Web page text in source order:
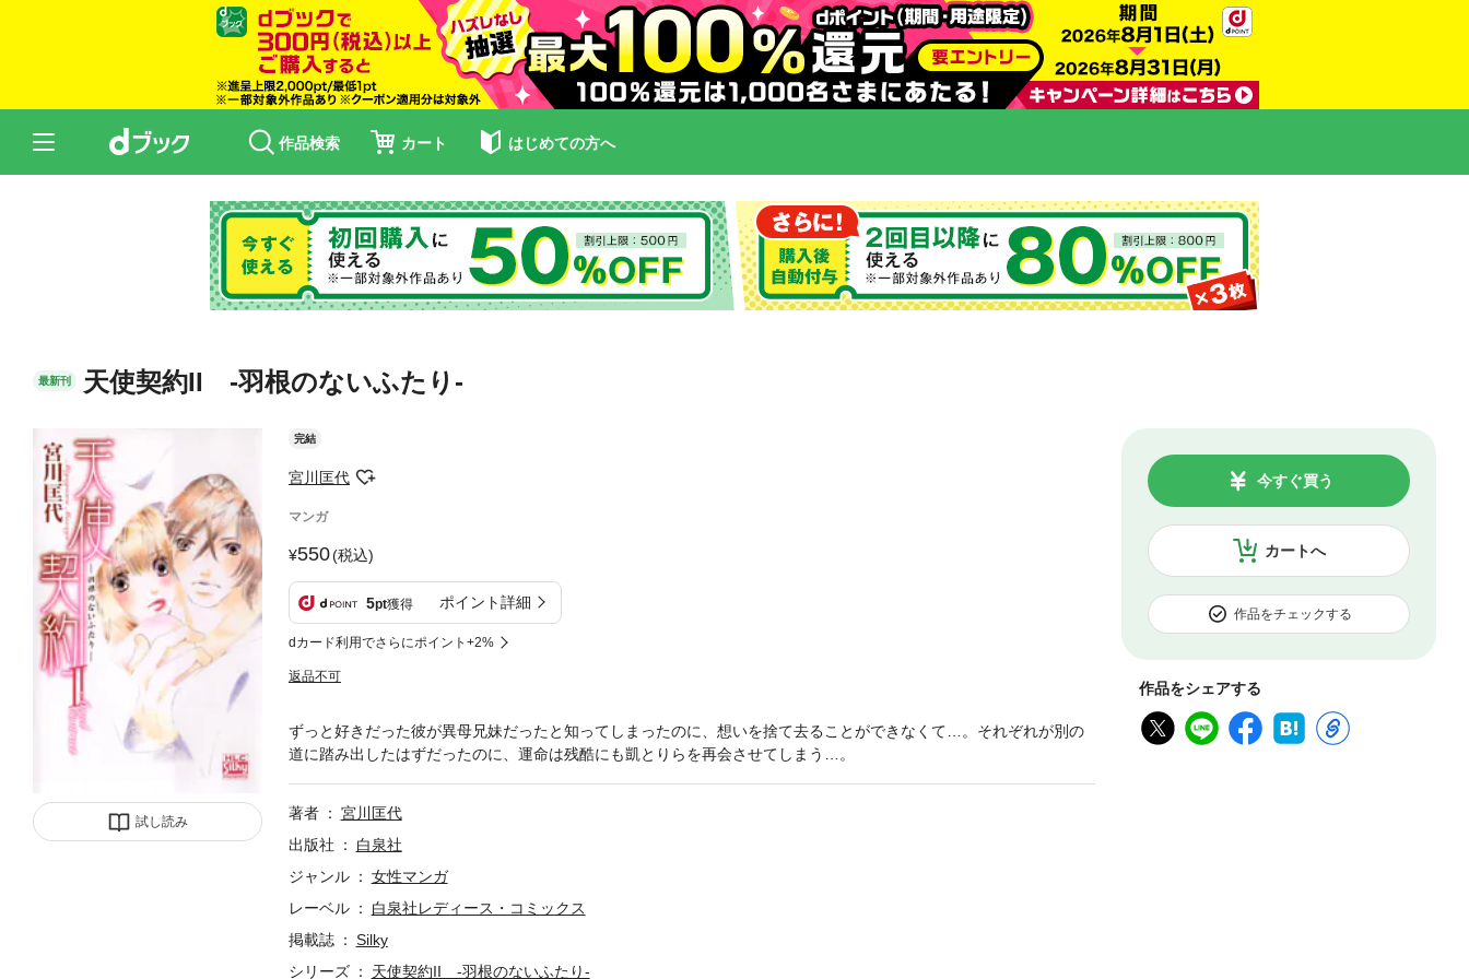
作品検索 カート はじめての方へ
最新刊 天使契約II -羽根のないふたり-
試し読み
完結
宮川匡代
マンガ
550(税込)
5pt獲得 ポイント詳細
dカード利用でさらにポイント+2%
返品不可
カートへ
今すぐ買う
作品をチェックする
作品をシェアする
ずっと好きだった彼が異母兄妹だったと知ってしまったのに、想いを捨て去ることができなくて…。それぞれが別の
道に踏み出したはずだったのに、運命は残酷にも凱とりらを再会させてしまう…。
著者
宮川匡代
出版社
白泉社
ジャンル
女性マンガ
レーベル
白泉社レディース・コミックス
掲載誌
Silky
シリーズ
天使契約II -羽根のないふたり-